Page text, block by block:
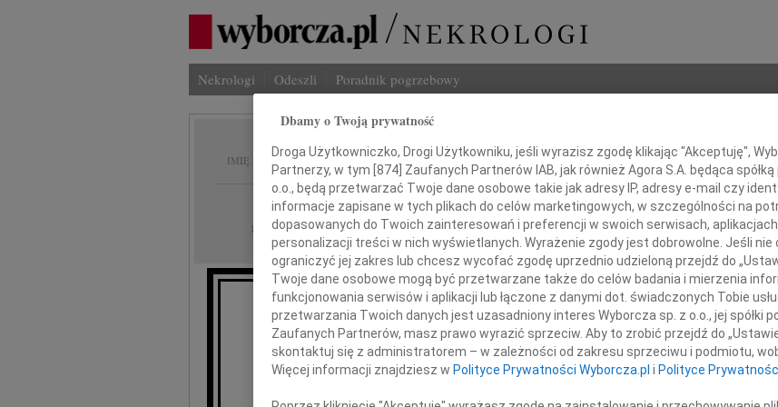
Nekrologi Odeszli Poradnik pogrzebowy
IMIĘ I NAZWISKO: Zofia Kielanowska
REGION: Warszawa
DATA EMISJI: 26.10.2013
W 23. rocznicę śmierci
Dbamy o Twoją prywatność
Droga Użytkowniczko, Drogi Użytkowniku, jeśli wyrazisz zgodę klikając "Akceptuję",
Partnerzy, w tym [874] Zaufanych Partnerów IAB, jak również Agora S.A. będąca
o.o., będą przetwarzać Twoje dane osobowe takie jak adresy IP, adresy e-mail czy
informacje zapisane w tych plikach do celów marketingowych, w szczególności na
dopasowanych do Twoich zainteresowań i preferencji w swoich serwisach,
personalizacji treści w nich wyświetlanych. Wyrażenie zgody jest dobrowolne. Jeśli
ograniczyć jej zakres lub chcesz wycofać zgodę uprzednio udzieloną przejdź do
Twoje dane osobowe mogą być przetwarzane także do celów badania i mierzenia
funkcjonowania serwisów i aplikacji lub łączone z danymi dot. świadczonych Tobie
przetwarzania Twoich danych jest uzasadniony interes Wyborcza sp. z o.o., jej spółki
Zaufanych Partnerów, masz prawo wyrazić sprzeciw. Aby to zrobić przejdź do
skontaktuj się z administratorem – w zależności od zakresu sprzeciwu i podmiotu,
Więcej informacji znajdziesz w Polityce Prywatności Wyborcza.pl i Polityce